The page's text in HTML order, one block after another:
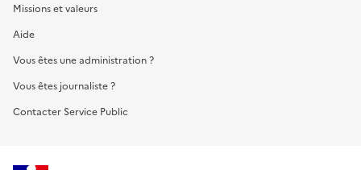
Missions et valeurs
Aide
Vous êtes une administration ?
Vous êtes journaliste ?
Contacter Service Public